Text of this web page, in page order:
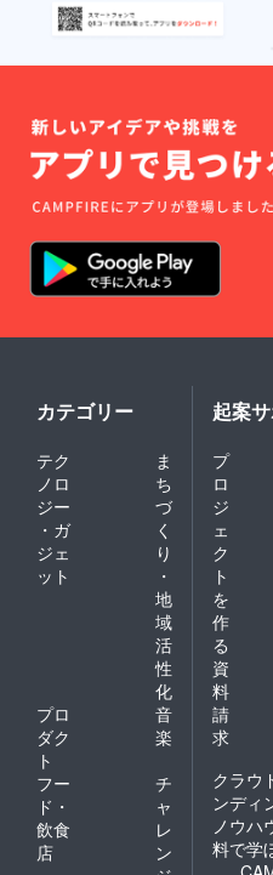
カテゴリー
テク
ノロ
ジー
・ガ
ジェ
ット
ま
ち
づ
く
り
・
地
域
活
性
化
プロ
ダク
ト
音
楽
フー
ド・
飲食
店
チ
ャ
レ
ン
起案
プ
ロ
ジ
ェ
ク
ト
を
作
る
資
料
請
求
クラウ
ンディ
ノウハ
料で学